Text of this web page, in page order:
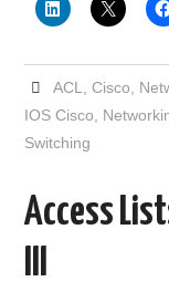
ACL Cisco
IOS Cisco
Switching
Access
III